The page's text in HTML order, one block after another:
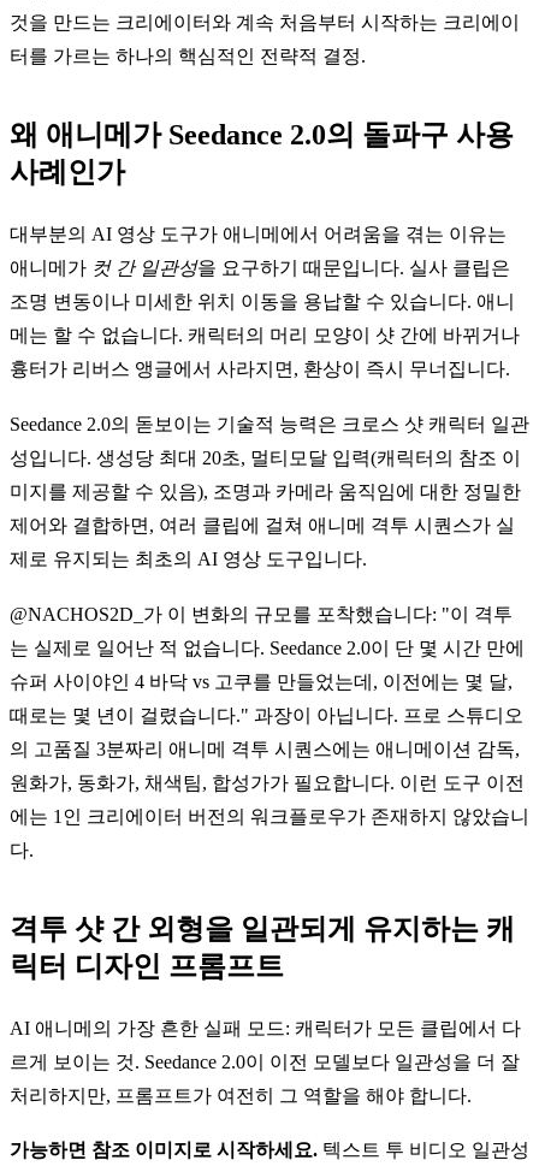
것을 만드는 크리에이터와 계속 처음부터 시작하는 크리에이
터를 가르는 하나의 핵심적인 전략적 결정.
왜 애니메가 Seedance 2.0의 돌파구 사용
사례인가
대부분의 AI 영상 도구가 애니메에서 어려움을 겪는 이유는
애니메가 컷 간 일관성을 요구하기 때문입니다. 실사 클립은
조명 변동이나 미세한 위치 이동을 용납할 수 있습니다. 애니
메는 할 수 없습니다. 캐릭터의 머리 모양이 샷 간에 바뀌거나
흉터가 리버스 앵글에서 사라지면, 환상이 즉시 무너집니다.
Seedance 2.0의 돋보이는 기술적 능력은 크로스 샷 캐릭터 일관
성입니다. 생성당 최대 20초, 멀티모달 입력(캐릭터의 참조 이
미지를 제공할 수 있음), 조명과 카메라 움직임에 대한 정밀한
제어와 결합하면, 여러 클립에 걸쳐 애니메 격투 시퀀스가 실
제로 유지되는 최초의 AI 영상 도구입니다.
@NACHOS2D_가 이 변화의 규모를 포착했습니다: "이 격투
는 실제로 일어난 적 없습니다. Seedance 2.0이 단 몇 시간 만에
슈퍼 사이야인 4 바닥 vs 고쿠를 만들었는데, 이전에는 몇 달,
때로는 몇 년이 걸렸습니다." 과장이 아닙니다. 프로 스튜디오
의 고품질 3분짜리 애니메 격투 시퀀스에는 애니메이션 감독,
원화가, 동화가, 채색팀, 합성가가 필요합니다. 이런 도구 이전
에는 1인 크리에이터 버전의 워크플로우가 존재하지 않았습니
다.
격투 샷 간 외형을 일관되게 유지하는 캐
릭터 디자인 프롬프트
AI 애니메의 가장 흔한 실패 모드: 캐릭터가 모든 클립에서 다
르게 보이는 것. Seedance 2.0이 이전 모델보다 일관성을 더 잘
처리하지만, 프롬프트가 여전히 그 역할을 해야 합니다.
가능하면 참조 이미지로 시작하세요. 텍스트 투 비디오 일관성